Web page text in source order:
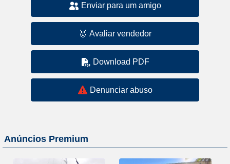
Enviar para um amigo
🥇 Avaliar vendedor
Download PDF
Denunciar abuso
Anúncios Premium